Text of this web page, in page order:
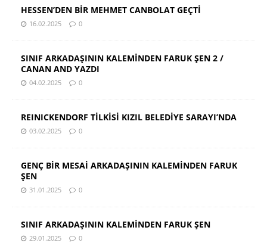
HESSEN’DEN BİR MEHMET CANBOLAT GEÇTİ
16.02.2025 0
SINIF ARKADAŞININ KALEMİNDEN FARUK ŞEN 2 /
CANAN AND YAZDI
04.02.2025 0
REINICKENDORF TİLKİSİ KIZIL BELEDİYE SARAYI’NDA
03.02.2025 0
GENÇ BİR MESAİ ARKADAŞININ KALEMİNDEN FARUK
ŞEN
31.01.2025 0
SINIF ARKADAŞININ KALEMİNDEN FARUK ŞEN
29.01.2025 0